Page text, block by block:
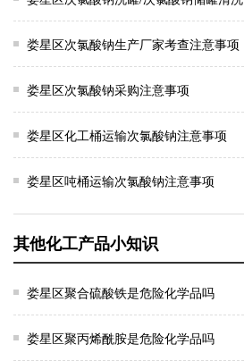
娄星区次氯酸钠生产厂家考查注意事项
娄星区次氯酸钠采购注意事项
娄星区化工桶运输次氯酸钠注意事项
娄星区吨桶运输次氯酸钠注意事项
其他化工产品小知识
娄星区聚合硫酸铁是危险化学品吗
娄星区聚丙烯酰胺是危险化学品吗